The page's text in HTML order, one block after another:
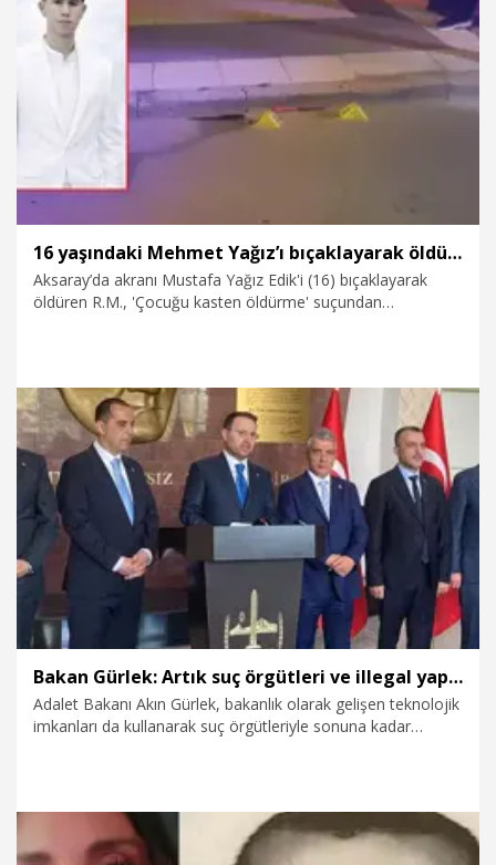
16 yaşındaki Mehmet Yağız’ı bıçaklayarak öldüren akranına 16 yıl hapis cezası
Aksaray’da akranı Mustafa Yağız Edik'i (16) bıçaklayarak
öldüren R.M., 'Çocuğu kasten öldürme' suçundan
bizim kabul edeceğimiz ya da ailenin ateşini söndürecek bir
netice olmadı'' dedi.
8.08.2026 Gündem
Bakan Gürlek: Artık suç örgütleri ve illegal yapılanmaların bir adım önündeyiz
Adalet Bakanı Akın Gürlek, bakanlık olarak gelişen teknolojik
imkanları da kullanarak suç örgütleriyle sonuna kadar
bırakmayacağız. Çünkü bu konuda devletimiz kararlı ve
güçlüdür. Her suçlu Türk adaletinin acı tadını alacaktır" dedi.
Bakanlığı döneminde kurulan Faili Meçhul Suçları Araştırma